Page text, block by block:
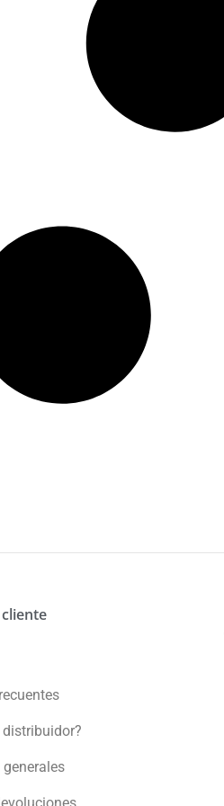
distribuidor?